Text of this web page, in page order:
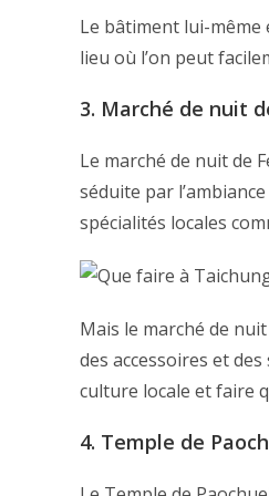
Le bâtiment lui-même
lieu où l’on peut
3. Marché de nuit
Le marché de nuit de
séduite par
spécialités locales
Mais le marché de
des accessoires et
culture locale et faire
4. Temple de